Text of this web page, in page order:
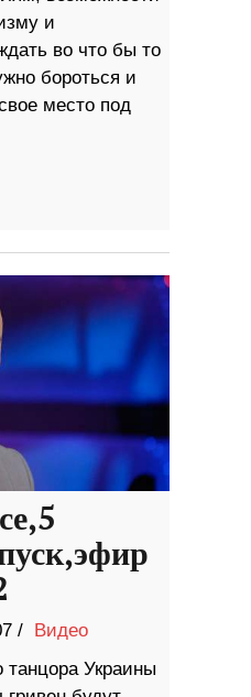
и
во что бы то
бороться и
место под
/ Видео
танцора Украины